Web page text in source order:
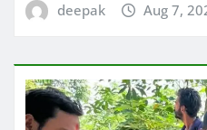
deepak Aug 7,